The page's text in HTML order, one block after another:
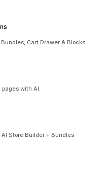
Cart Drawer & Blocks
with AI.
Store Builder + Bundles